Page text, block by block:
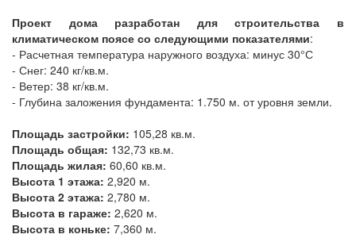
Проект дома разработан для строительства в
климатическом поясе со следующими показателями:
- Расчетная температура наружного воздуха: минус 30°С
- Снег: 240 кг/кв.м.
- Ветер: 38 кг/кв.м.
- Глубина заложения фундамента: 1.750 м. от уровня земли.
Площадь застройки: 105,28 кв.м.
Площадь общая: 132,73 кв.м.
Площадь жилая: 60,60 кв.м.
Высота 1 этажа: 2,920 м.
Высота 2 этажа: 2,780 м.
Высота в гараже: 2,620 м.
Высота в коньке: 7,360 м.